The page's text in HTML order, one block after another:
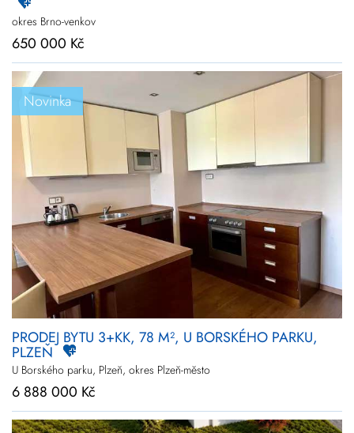
okres Brno-venkov
650 000 Kč
Novinka
PRODEJ BYTU 3+KK, 78 M², U BORSKÉHO PARKU,
PLZEŇ
U Borského parku, Plzeň, okres Plzeň-město
6 888 000 Kč